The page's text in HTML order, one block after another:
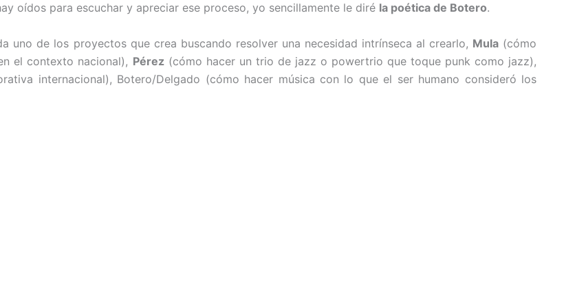
oídos para escuchar y apreciar ese proceso, yo sencillamente le diré la poética de Botero.
uno de los proyectos que crea buscando resolver una necesidad intrínseca al crearlo, Mula(cómo
el contexto nacional), Pérez(cómo hacer un trio de jazz o powertrio que toque punk como jazz),
internacional), Botero/Delgado (cómo hacer música con lo que el ser humano consideró los